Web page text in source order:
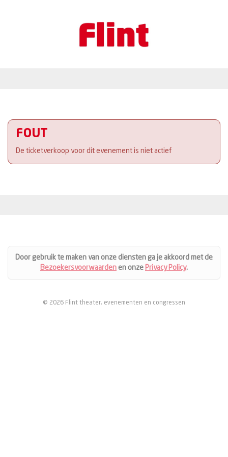
FOUT
De ticketverkoop voor dit evenement is niet actief
Door gebruik te maken van onze diensten ga je akkoord met de
Bezoekersvoorwaarden en onze Privacy Policy.
© 2026 Flint theater, evenementen en congressen